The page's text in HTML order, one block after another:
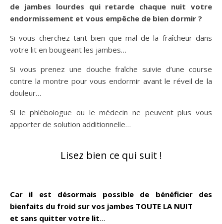
de jambes lourdes qui retarde chaque nuit votre
endormissement et vous empêche de bien dormir ?
Si vous cherchez tant bien que mal de la fraîcheur dans
votre lit en bougeant les jambes…
Si vous prenez une douche fraîche suivie d’une course
contre la montre pour vous endormir avant le réveil de la
douleur…
Si le phlébologue ou le médecin ne peuvent plus vous
apporter de solution additionnelle…
Lisez bien ce qui suit !
Car il est désormais possible de bénéficier des
bienfaits du froid sur vos jambes TOUTE LA NUIT
et sans quitter votre lit…